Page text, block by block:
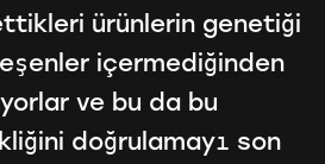
ürünlerin genetiği
içermediğinden
ve bu da bu
doğrulamayı son